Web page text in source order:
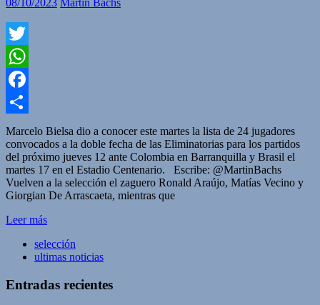
08/10/2023 Martin Bachs
Twitter
WhatsApp
Facebook
Compartir
Marcelo Bielsa dio a conocer este martes la lista de 24 jugadores
convocados a la doble fecha de las Eliminatorias para los partidos
del próximo jueves 12 ante Colombia en Barranquilla y Brasil el
martes 17 en el Estadio Centenario. Escribe: @MartinBachs
Vuelven a la selección el zaguero Ronald Araújo, Matías Vecino y
Giorgian De Arrascaeta, mientras que
Leer más
selección
ultimas noticias
Entradas recientes